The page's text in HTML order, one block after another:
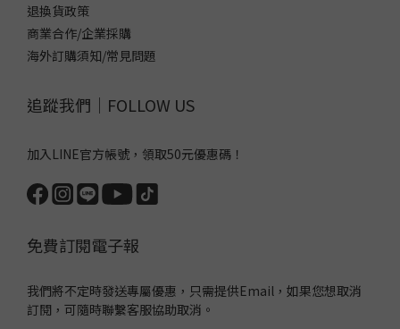
退換貨政策
商業合作/企業採購
海外訂購須知/常見問題
追蹤我們｜FOLLOW US
加入LINE官方帳號，領取50元優惠碼！
免費訂閱電子報
我們將不定時發送專屬優惠，只需提供Email，如果您想取消
訂閱，可隨時聯繫客服協助取消。